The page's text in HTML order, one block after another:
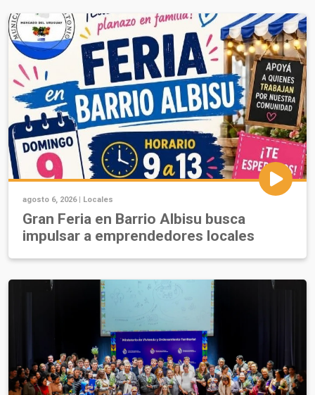
agosto 6, 2026 | Locales
Gran Feria en Barrio Albisu busca
impulsar a emprendedores locales